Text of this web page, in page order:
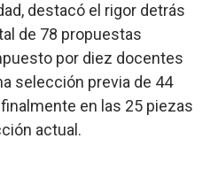
destacó el rigor detrás
de 78 propuestas
por diez docentes
selección previa de 44
en las 25 piezas
actual.